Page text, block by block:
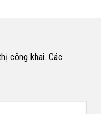
công khai. Các